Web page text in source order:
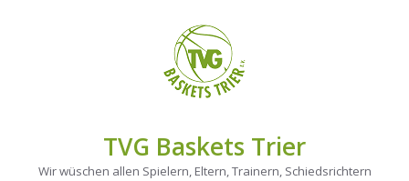
TVG Baskets Trier
Wir wüschen allen Spielern, Eltern, Trainern, Schiedsrichtern